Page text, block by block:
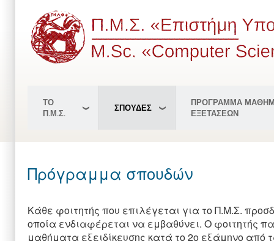
κυρίως
περιεχόμενο
ΤΟ
Π.Μ.Σ.
ΣΠΟΥΔΕΣ
ΠΡΟΓΡΑΜΜΑ
ΕΞΕΤΑΣΕΩΝ
Πρόγραμμα σπουδών
Κάθε φοιτητής που επιλέγεται για το Π.Μ.Σ.
οποία ενδιαφέρεται να εμβαθύνει. Ο φοιτητής
μαθήματα εξειδίκευσης κατά το 2ο εξάμηνο